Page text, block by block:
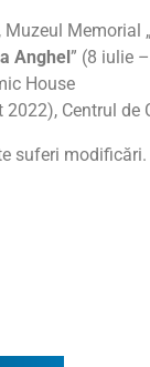
Memorial
Anghel ” (8 iulie
House
Centrul de
suferi modificări.